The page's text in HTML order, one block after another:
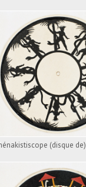
(DISQUE DE)
(disque de)